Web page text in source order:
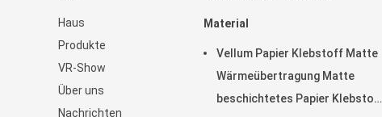
Haus
Produkte
VR-Show
Über uns
Nachrichten
Material
Vellum Papier Klebstoff Matte
Wärmeübertragung Matte
beschichtetes Papier Klebstoff